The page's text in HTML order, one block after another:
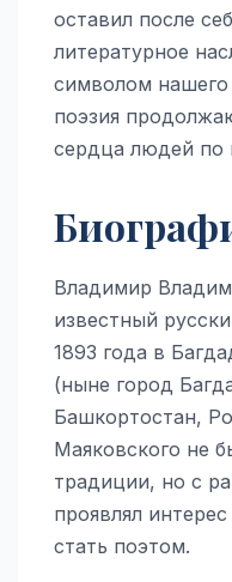
оставил после
литературное
символом нашего
поэзия
сердца людей по
Владимир
известный
1893 года в
(ныне город
Башкортостан,
Маяковского не
традиции, но с
проявлял
стать поэтом.